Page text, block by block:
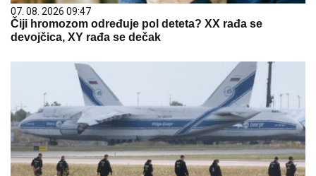
07. 08. 2026 09:47
Čiji hromozom određuje pol deteta? XX rađa se
devojčica, XY rađa se dečak